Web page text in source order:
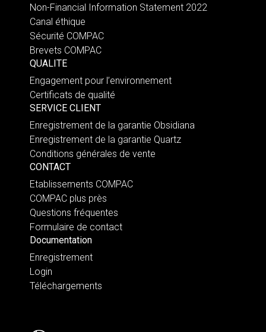
Non-Financial Information Statement 2022
Canal éthique
Sécurité COMPAC
Brevets COMPAC
QUALITE
Engagement pour l’environnement
Certificats de qualité
SERVICE CLIENT
Enregistrement de la garantie Obsidiana
Enregistrement de la garantie Quartz
Conditions générales de vente
CONTACT
Etablissements COMPAC
COMPAC plus près
Questions fréquentes
Formulaire de contact
Documentation
Enregistrement
Login
Téléchargements